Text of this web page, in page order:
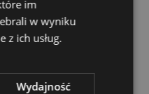
Dostępność:
DO KOSZYKA
im
w wyniku
z ich usług.
Wydajność